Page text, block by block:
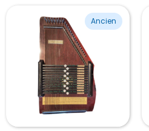
Ancien